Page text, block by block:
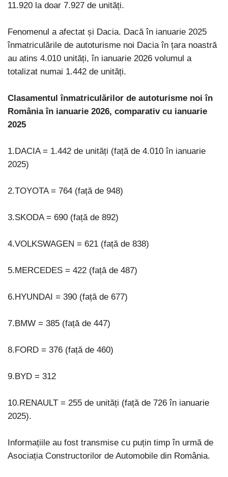
11.920 la doar 7.927 de unități.
Fenomenul a afectat și Dacia. Dacă în ianuarie 2025
înmatriculările de autoturisme noi Dacia în țara noastră
au atins 4.010 unități, în ianuarie 2026 volumul a
totalizat numai 1.442 de unități.
Clasamentul înmatriculărilor de autoturisme noi în
România în ianuarie 2026, comparativ cu ianuarie
2025
1.DACIA = 1.442 de unități (față de 4.010 în ianuarie
2025)
2.TOYOTA = 764 (față de 948)
3.SKODA = 690 (față de 892)
4.VOLKSWAGEN = 621 (față de 838)
5.MERCEDES = 422 (față de 487)
6.HYUNDAI = 390 (față de 677)
7.BMW = 385 (față de 447)
8.FORD = 376 (față de 460)
9.BYD = 312
10.RENAULT = 255 de unități (față de 726 în ianuarie
2025).
Informațiile au fost transmise cu puțin timp în urmă de
Asociația Constructorilor de Automobile din România.